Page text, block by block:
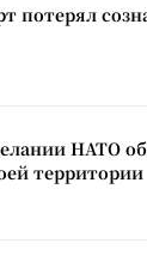
потерял
НАТО
территории